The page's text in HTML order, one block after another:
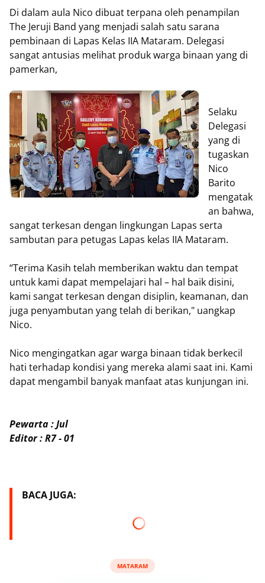
Di dalam aula Nico dibuat terpana oleh penampilan
The Jeruji Band yang menjadi salah satu sarana
pembinaan di Lapas Kelas IIA Mataram. Delegasi
sangat antusias melihat produk warga binaan yang di
pamerkan,
Selaku
Delegasi
yang di
tugaskan
Nico
Barito
mengatak
an bahwa,
sangat terkesan dengan lingkungan Lapas serta
sambutan para petugas Lapas kelas IIA Mataram.
“Terima Kasih telah memberikan waktu dan tempat
untuk kami dapat mempelajari hal – hal baik disini,
kami sangat terkesan dengan disiplin, keamanan, dan
juga penyambutan yang telah di berikan," uangkap
Nico.
Nico mengingatkan agar warga binaan tidak berkecil
hati terhadap kondisi yang mereka alami saat ini. Kami
dapat mengambil banyak manfaat atas kunjungan ini.
Pewarta : Jul
Editor : R7 - 01
BACA JUGA:
MATARAM